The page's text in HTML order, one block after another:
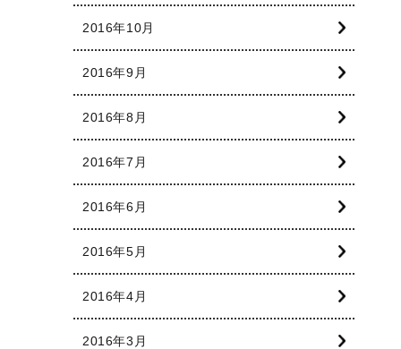
2016年10月
2016年9月
2016年8月
2016年7月
2016年6月
2016年5月
2016年4月
2016年3月